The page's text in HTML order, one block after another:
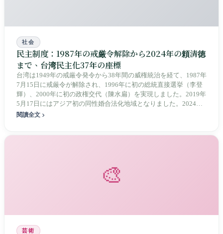
社会
民主制度：1987年の戒厳令解除から2024年の頼清徳
まで、台湾民主化37年の座標
台湾は1949年の戒厳令発令から38年間の威権統治を経て、1987年
7月15日に戒厳令が解除され、1996年に初の総統直接選挙（李登
輝）、2000年に初の政権交代（陳水扁）を実現しました。2019年
5月17日にはアジア初の同性婚合法化地域となりました。2024年1
月13日、頼清徳が40.05%、558万票で第16代総統に当選し、民進
閱讀全文
🎨
芸術